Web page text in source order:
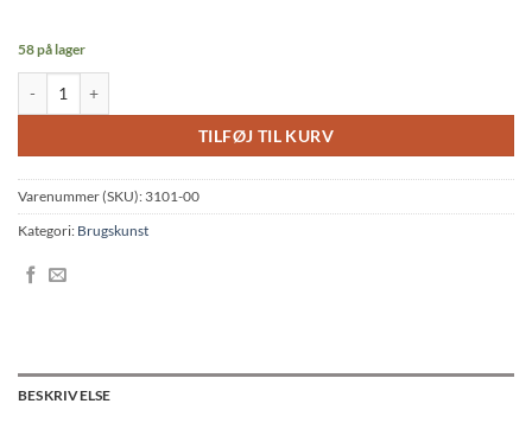
58 på lager
TILFØJ TIL KURV
Varenummer (SKU): 3101-00
Kategori: Brugskunst
BESKRIVELSE